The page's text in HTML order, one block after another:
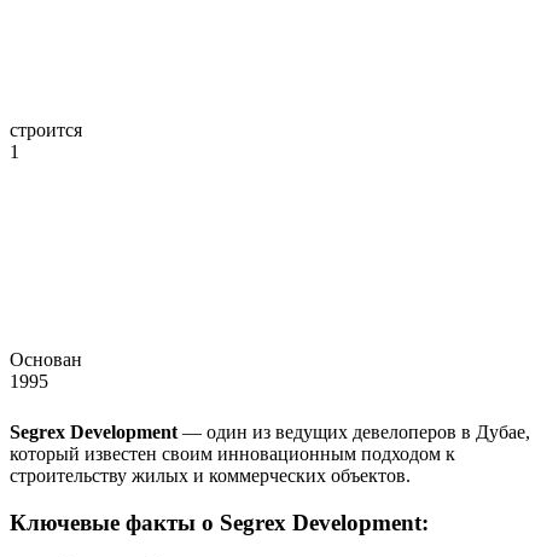
строится
1
Основан
1995
Segrex Development — один из ведущих девелоперов в Дубае,
который известен своим инновационным подходом к
строительству жилых и коммерческих объектов.
Ключевые факты о Segrex Development: